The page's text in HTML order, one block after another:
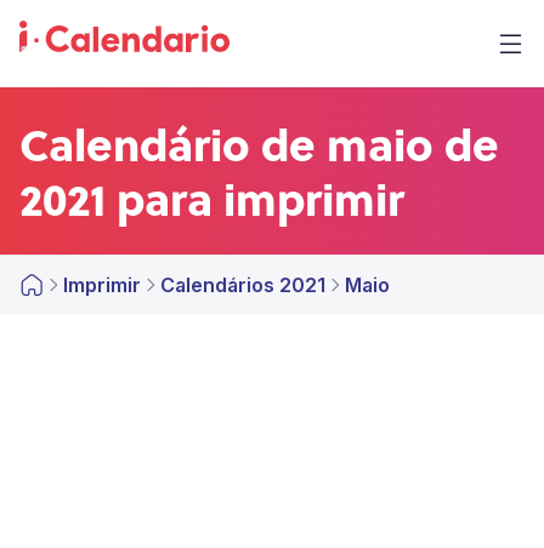
Calendário de maio de
2021 para imprimir
Imprimir Calendários 2021 Maio